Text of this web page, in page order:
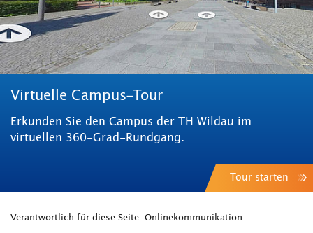
Virtuelle Campus-Tour
Erkunden Sie den Campus der TH Wildau im
virtuellen 360-Grad-Rundgang.
Tour starten
Verantwortlich für diese Seite: Onlinekommunikation